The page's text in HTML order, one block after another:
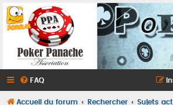
FAQ
Accueil du forum Rechercher Sujets